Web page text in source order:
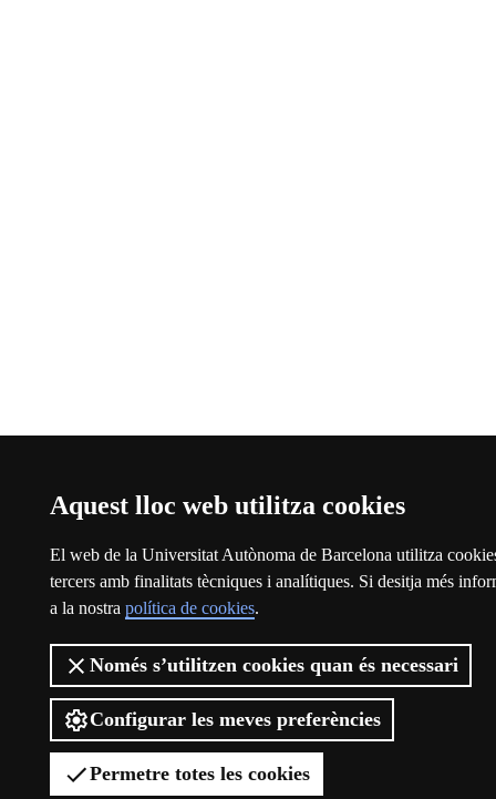
Aquest lloc web utilitza cookies
El web de la Universitat Autònoma de Barcelona utilitza
tercers amb finalitats tècniques i analítiques. Si desitja més
a la nostra política de cookies.
Només s’utilitzen cookies quan és necessari
Configurar les meves preferències
Permetre totes les cookies